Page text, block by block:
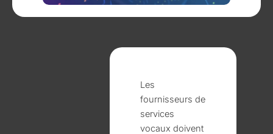
Les
fournisseurs de
services
vocaux doivent